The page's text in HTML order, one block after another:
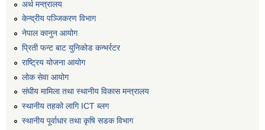
अर्थ मन्त्रालय
केन्द्रीय पञ्जिकरण विभाग
नेपाल कानुन आयोग
प्रिती फन्ट बाट युनिकोड कन्भर्रटर
राष्ट्रिय योजना आयोग
लोक सेवा आयोग
संघीय मामिला तथा स्थानीय विकास मन्त्रालय
स्थानीय तहको लागि ICT ब्लग
स्थानीय पूर्वाधार तथा कृषि सडक विभाग